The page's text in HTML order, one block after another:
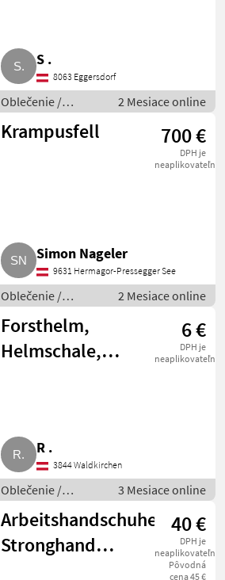
S .
8063 Eggersdorf
Oblečenie /
Ostatné oblečenie
2 Mesiace online
Krampusfell 700 €
DPH je
neaplikovateľné
Simon Nageler
9631 Hermagor-Pressegger See
Oblečenie /
Ostatné oblečenie
2 Mesiace online
Forsthelm,
Helmschale,
6 €
DPH je
neaplikovateľné
R .
3844 Waldkirchen
Oblečenie /
Ostatné oblečenie
3 Mesiace online
Arbeitshandschuhe
Stronghand
40 €
DPH je
neaplikovateľné
Pôvodná
cena 45 €